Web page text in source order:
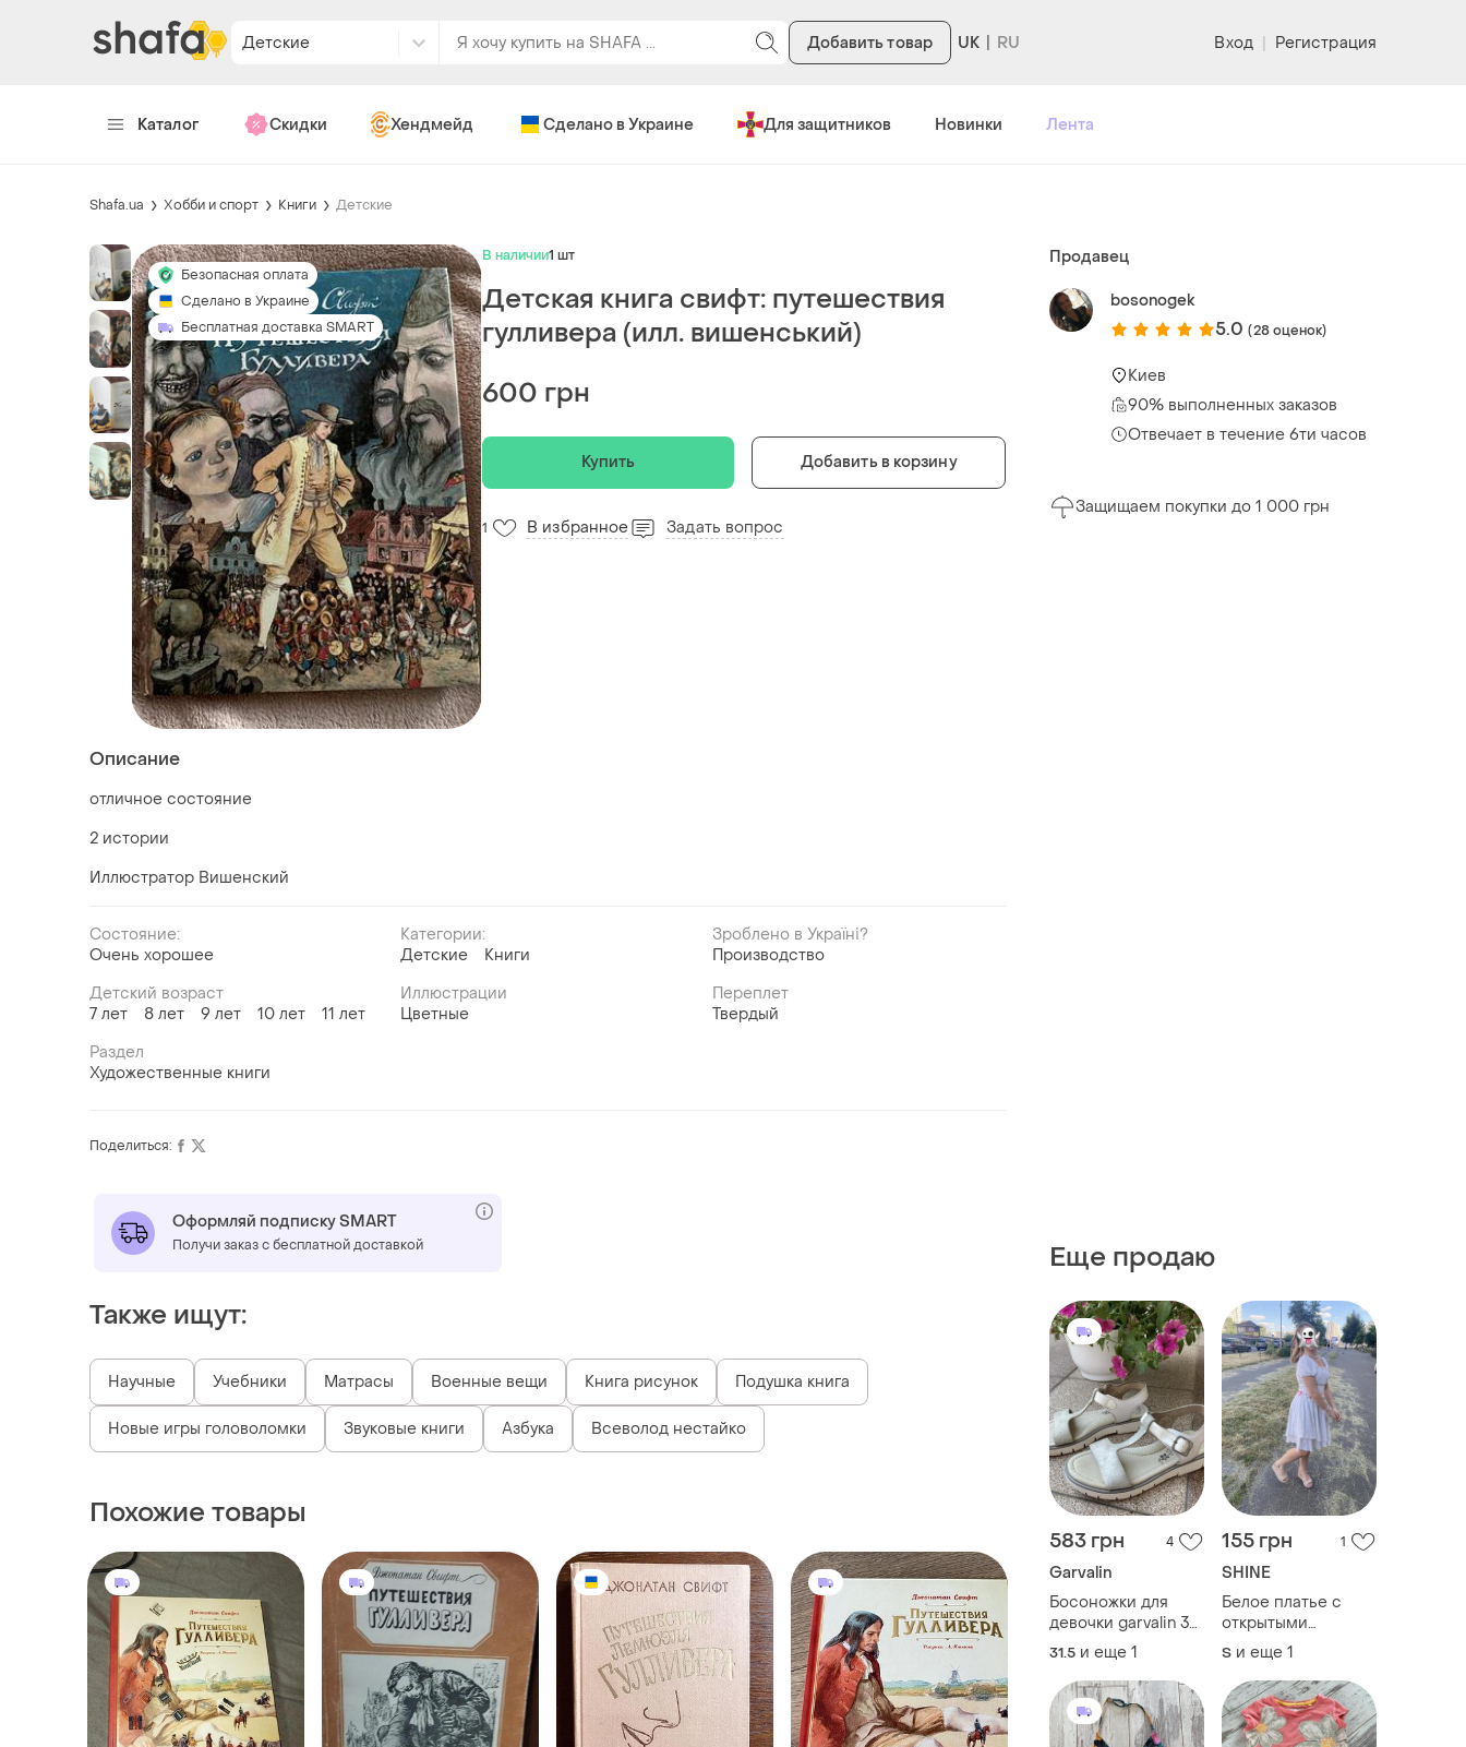
Детские Добавить товар UK Вход | Регистрация
Каталог Скидки Хендмейд Сделано в Украине Для защитников Новинки Лента
Shafa.ua Хобби и спорт Книги Детские
Безопасная оплата
Сделано в Украине
Бесплатная доставка SMART
В наличии1 шт
Детская книга свифт: путешествия
гулливера (илл. вишенський)
600 грн
Купить Добавить в корзину
1 В избранное Задать вопрос
Описание
отличное состояние
2 истории
Иллюстратор Вишенский
Состояние:
Очень хорошее
Категории:
Детские
Книги
Зроблено в Україні?
Производство
Детский возраст
7 лет
8 лет 9 лет 10 лет 11 лет
Иллюстрации
Цветные
Переплет
Твердый
Раздел
Художественные книги
Продавец
bosonogek
5.0 (28 оценок)
Киев
90% выполненных заказов
Отвечает в течение 6ти часов
Защищаем покупки до 1 000 грн
Еще продаю
583 грн 4
Garvalin
Босоножки для
девочки garvalin 32
р ~20,5 см
31.5 и еще 1
155 грн 1
SHINE
Белое платье с
открытыми
плечами, воланами
и "корсетом" s или
m
S и еще 1
Поделиться:
Оформляй подписку SMART
Получи заказ с бесплатной доставкой
Также ищут:
Научные Учебники Матрасы Военные вещи Книга рисунок Подушка книга
Новые игры головоломки Звуковые книги Азбука Всеволод нестайко
Похожие товары